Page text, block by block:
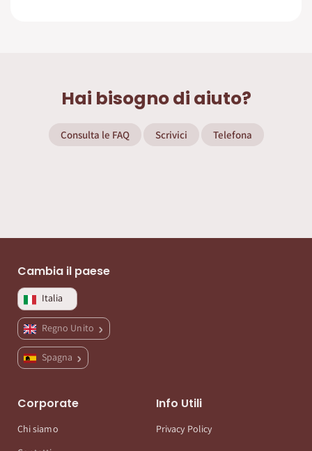
Hai bisogno di aiuto?
Consulta le FAQ Scrivici Telefona
Cambia il paese
Italia
Regno Unito
Spagna
Corporate
Chi siamo
Info Utili
Privacy Policy